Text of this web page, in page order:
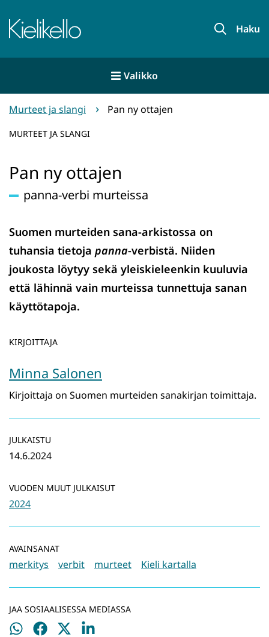
sisältöön
Etusivu Haku
Valikko
Murteet ja slangi Pan ny ottajen
MURTEET JA SLANGI
Pan ny ottajen
panna-verbi murteissa
Suomen murteiden sana-arkistossa on
tuhansia tietoja panna-verbistä. Niiden
joukosta löytyy sekä yleiskieleenkin kuuluvia
että lähinnä vain murteissa tunnettuja sanan
käyttötapoja.
KIRJOITTAJA
Minna Salonen
Kirjoittaja on Suomen murteiden sanakirjan toimittaja.
JULKAISTU
14.6.2024
VUODEN MUUT JULKAISUT
2024
AVAINSANAT
merkitys verbit murteet Kieli kartalla
JAA SOSIAALISESSA MEDIASSA
Jaa
Jaa
Jaa
Jaa